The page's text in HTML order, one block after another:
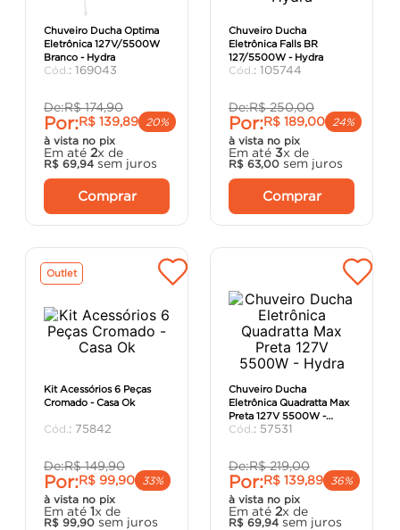
Chuveiro Ducha Optima
Eletrônica 127V/5500W
Branco - Hydra
: 169043
De:R$ 174,90
Por:R$ 139,89
20%
à vista no pix
Em até 2x de
R$ 69,94 sem juros
Comprar
Chuveiro Ducha
Eletrônica Falls BR
127/5500W - Hydra
: 105744
De:R$ 250,00
Por:R$ 189,00
24%
à vista no pix
Em até 3x de
R$ 63,00 sem juros
Comprar
Outlet
Kit Acessórios 6 Peças
Cromado - Casa Ok
: 75842
De:R$ 149,90
Por:R$ 99,90
33%
à vista no pix
Em até 1x de
R$ 99,90 sem juros
Chuveiro Ducha
Eletrônica Quadratta Max
Preta 127V 5500W -
Hydra: 57531
De:R$ 219,00
Por:R$ 139,89
36%
à vista no pix
Em até 2x de
R$ 69,94 sem juros
argamassa
porta
º cadeira